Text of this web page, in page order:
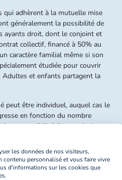
qui adhèrent à la mutuelle mise
généralement la possibilité de
ayants droit, dont le conjoint et
collectif, financé à 50% au
caractère familial même si son
étudiée pour couvrir
Adultes et enfants partagent la
peut être individuel, auquel cas le
en fonction du nombre
Autre possibilité, il peut s’agir
ce cas, l’assuré principal paie la
son conjoint et ses enfants à
systèmes mixtes distinguant les
les couples et les familles.
les données de nos visiteurs,
contenu personnalisé et vous faire vivre
d'informations sur les cookies que